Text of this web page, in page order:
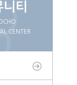
티
CENTER